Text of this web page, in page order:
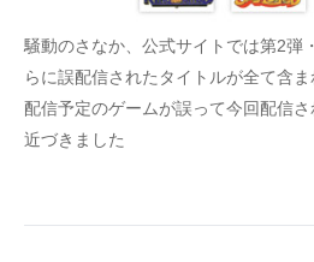
騒動のさなか、公式サイトでは第2弾
らに誤配信されたタイトルが全て含
配信予定のゲームが誤って今回配信
近づきました